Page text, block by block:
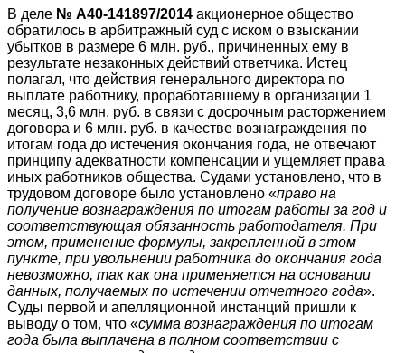
В деле № А40-141897/2014 акционерное общество
обратилось в арбитражный суд с иском о взыскании
убытков в размере 6 млн. руб., причиненных ему в
результате незаконных действий ответчика. Истец
полагал, что действия генерального директора по
выплате работнику, проработавшему в организации 1
месяц, 3,6 млн. руб. в связи с досрочным расторжением
договора и 6 млн. руб. в качестве вознаграждения по
итогам года до истечения окончания года, не отвечают
принципу адекватности компенсации и ущемляет права
иных работников общества. Судами установлено, что в
трудовом договоре было установлено «право на
получение вознаграждения по итогам работы за год и
соответствующая обязанность работодателя. При
этом, применение формулы, закрепленной в этом
пункте, при увольнении работника до окончания года
невозможно, так как она применяется на основании
данных, получаемых по истечении отчетного года».
Суды первой и апелляционной инстанций пришли к
выводу о том, что «сумма вознаграждения по итогам
года была выплачена в полном соответствии с